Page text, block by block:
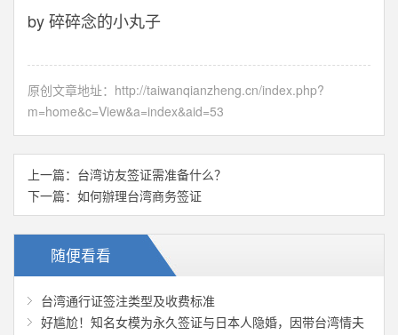
by 碎碎念的小丸子
原创文章地址： http://taiwanqianzheng.cn/index.php?
m=home&c=View&a=index&aid=53
上一篇： 台湾访友签证需准备什么？
下一篇： 如何辦理台湾商务签证
随便看看
台湾通行证签注类型及收费标准
好尴尬！知名女模为永久签证与日本人隐婚，因带台湾情夫